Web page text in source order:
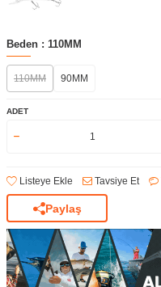
Beden : 110MM
110MM 90MM
ADET
Listeye Ekle Tavsiye Et
Paylaş